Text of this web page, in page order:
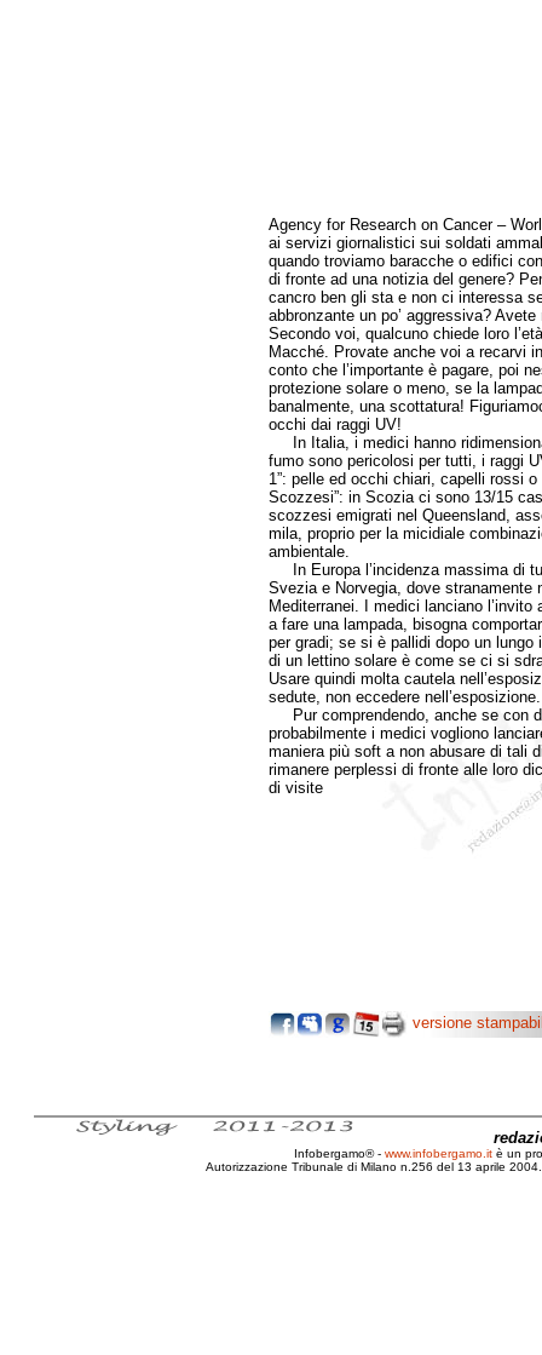
Agency for Research on Cancer –
ai servizi giornalistici sui soldati
quando troviamo baracche o edifici
di fronte ad una notizia del genere?
cancro ben gli sta e non ci interessa
abbronzante un po’ aggressiva?
Secondo voi, qualcuno chiede loro
Macché. Provate anche voi a recarvi
conto che l’importante è pagare, poi
protezione solare o meno, se la
banalmente, una scottatura!
occhi dai raggi UV!
In Italia, i medici hanno
fumo sono pericolosi per tutti, i raggi
1”: pelle ed occhi chiari, capelli rossi
Scozzesi”: in Scozia ci sono 13/15
scozzesi emigrati nel Queensland,
mila, proprio per la micidiale
ambientale.
In Europa l’incidenza massima di
Svezia e Norvegia, dove stranamente
Mediterranei. I medici lanciano
a fare una lampada, bisogna
per gradi; se si è pallidi dopo un
di un lettino solare è come se ci si
Usare quindi molta cautela
sedute, non eccedere nell’esposizione.
Pur comprendendo, anche se con
probabilmente i medici vogliono
maniera più soft a non abusare di tali
rimanere perplessi di fronte alle loro
di visite
versione
Infobergamo® - www.infobergamo.it è un
Autorizzazione Tribunale di Milano n.256 del 13 aprile